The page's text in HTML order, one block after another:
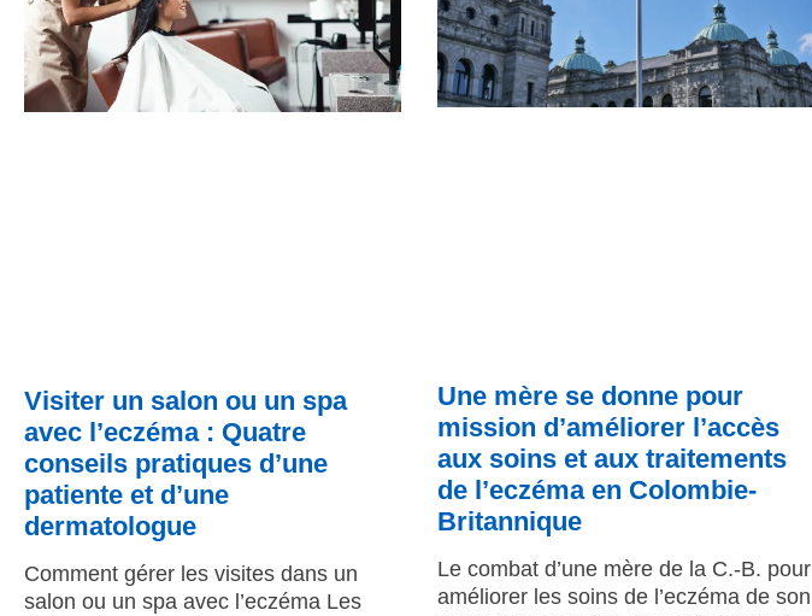
Visiter un salon ou un spa
avec l’eczéma : Quatre
conseils pratiques d’une
patiente et d’une
dermatologue
Comment gérer les visites dans un
salon ou un spa avec l’eczéma Les
Une mère se donne pour
mission d’améliorer l’accès
aux soins et aux traitements
de l’eczéma en Colombie-
Britannique
Le combat d’une mère de la C.-B. pour
améliorer les soins de l’eczéma de son